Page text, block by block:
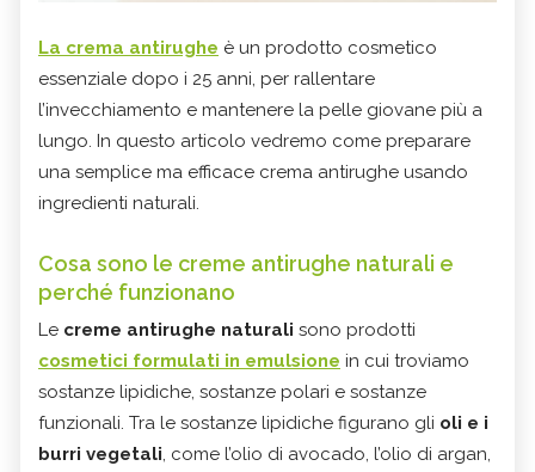
La crema antirughe è un prodotto cosmetico
essenziale dopo i 25 anni, per rallentare
l’invecchiamento e mantenere la pelle giovane più a
lungo. In questo articolo vedremo come preparare
una semplice ma efficace crema antirughe usando
ingredienti naturali.
Cosa sono le creme antirughe naturali e
perché funzionano
Le creme antirughe naturali sono prodotti
cosmetici formulati in emulsione in cui troviamo
sostanze lipidiche, sostanze polari e sostanze
funzionali. Tra le sostanze lipidiche figurano gli oli e i
burri vegetali, come l’olio di avocado, l’olio di argan,